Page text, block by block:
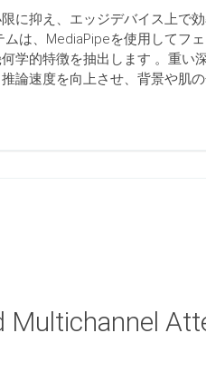
に抑え、エッジデバイス上で
は、MediaPipeを使用してフ
学的特徴を抽出します 。重
論速度を向上させ、背景や肌
Multichannel